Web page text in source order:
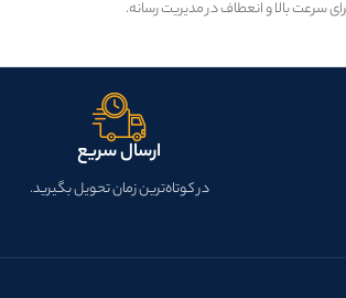
ارسال سریع
در کوتاه‌ترین زمان تحویل بگیرید.